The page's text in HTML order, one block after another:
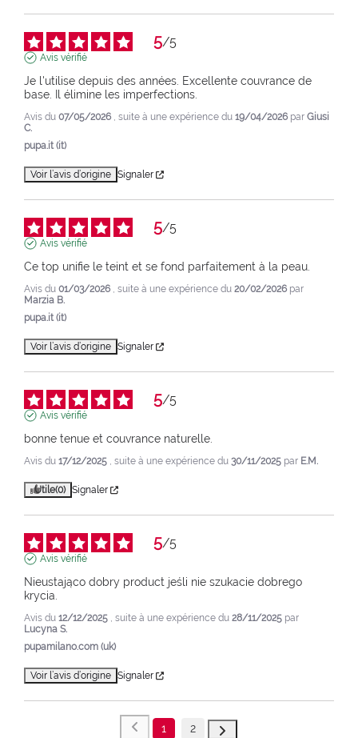
5/5
Avis vérifié
Je l'utilise depuis des années. Excellente couvrance de
base. Il élimine les imperfections.
Avis du 07/05/2026 , suite à une expérience du 19/04/2026 par Giusi
C.
pupa.it (it)
Voir l’avis d’origine Signaler
5/5
Avis vérifié
Ce top unifie le teint et se fond parfaitement à la peau.
Avis du 01/03/2026 , suite à une expérience du 20/02/2026 par
Marzia B.
pupa.it (it)
Voir l’avis d’origine Signaler
5/5
Avis vérifié
bonne tenue et couvrance naturelle.
Avis du 17/12/2025 , suite à une expérience du 30/11/2025 par E.M.
Utile(0) Signaler
5/5
Avis vérifié
Nieustająco dobry product jeśli nie szukacie dobrego
krycia.
Avis du 12/12/2025 , suite à une expérience du 28/11/2025 par
Lucyna S.
pupamilano.com (uk)
Voir l’avis d’origine Signaler
1 2